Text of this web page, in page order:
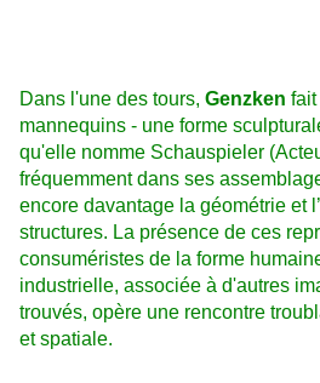
Dans l'une des tours, Genzken fait
mannequins - une forme
qu'elle nomme Schauspieler
fréquemment dans ses
encore davantage la géométrie et
structures. La présence de ces
consuméristes de la forme
industrielle, associée à d'autres
trouvés, opère une rencontre
et spatiale.